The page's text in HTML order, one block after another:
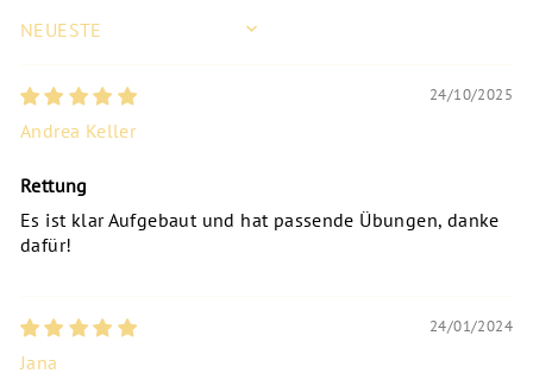
SORT BY
24/10/2025
Andrea Keller
Rettung
Es ist klar Aufgebaut und hat passende Übungen, danke
dafür!
24/01/2024
Jana